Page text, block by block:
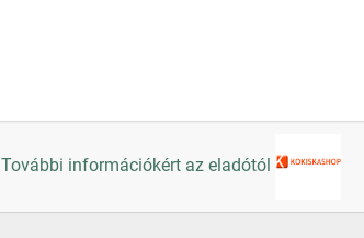
További információkért az eladótól